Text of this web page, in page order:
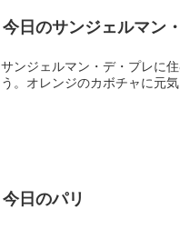
今日のサンジェルマン
サンジェルマン・デ・プレに
う。オレンジのカボチャに元
今日のパリ